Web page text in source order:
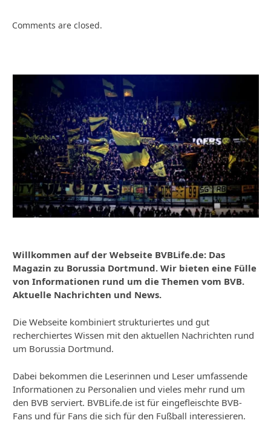
Comments are closed.
Willkommen auf der Webseite BVBLife.de: Das
Magazin zu Borussia Dortmund. Wir bieten eine Fülle
von Informationen rund um die Themen vom BVB.
Aktuelle Nachrichten und News.
Die Webseite kombiniert strukturiertes und gut
recherchiertes Wissen mit den aktuellen Nachrichten rund
um Borussia Dortmund.
Dabei bekommen die Leserinnen und Leser umfassende
Informationen zu Personalien und vieles mehr rund um
den BVB serviert. BVBLife.de ist für eingefleischte BVB-
Fans und für Fans die sich für den Fußball interessieren.